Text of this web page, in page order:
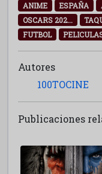
ANIME
ESPAÑA
OSCARS 202...
FUTBOL
Autores
100TOCINE
Publicaciones